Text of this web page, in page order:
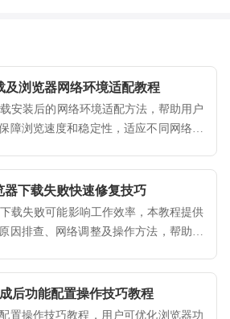
及浏览器网络环境适配教程
安装后的网络环境适配方法，帮助用户
障浏览速度和稳定性，适应不同网络条
器下载失败快速修复技巧
下载失败可能影响工作效率，本教程提供
因排查、网络调整及操作方法，帮助用
后功能配置操作技巧教程
置操作技巧教程，用户可优化浏览器功